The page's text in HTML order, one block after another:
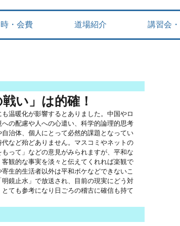
・会費 道場紹介 講習会
い」は的確！
温暖化が影響するとありました。中国やロ
の配慮や人への心遣い、科学的論理的思考
治体、個人にとって必然的課題となってい
など殆どありません。マスコミやネットの
って」などの意見がみられますが、平和な
観的な事実を淡々と伝えてくれれば楽観で
生的生活者以外は平和ボケなどできないこ
鏡止水」で放送され、目前の現実にどう対
ても参考になり日ごろの稽古に確信も持て